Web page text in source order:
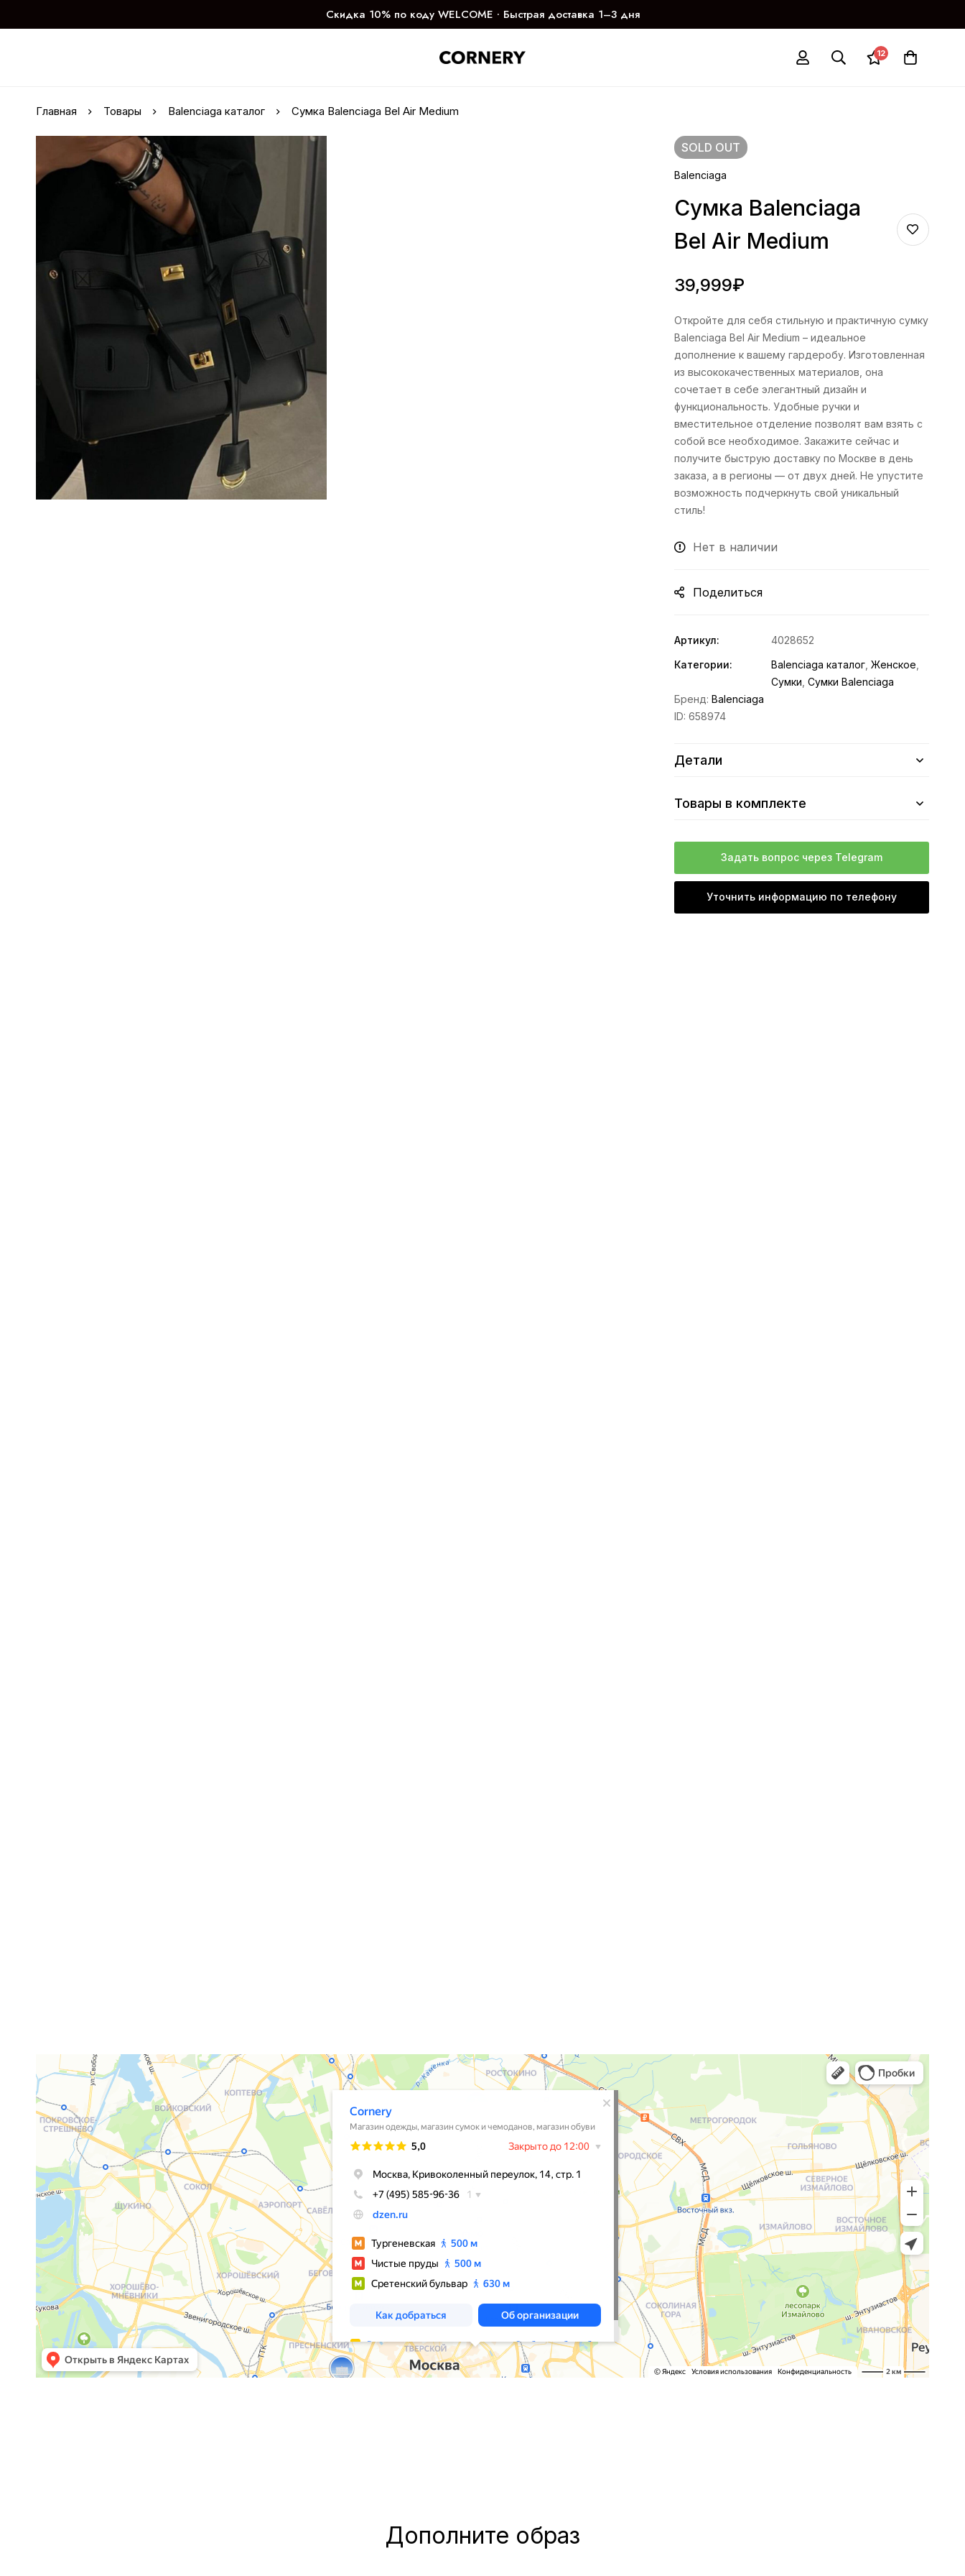
Скидка 10% по коду WELCOME ∙ Быстрая доставка 1–3 дня
12
Главная Товары Balenciaga каталог Сумка Balenciaga Bel Air Medium
SOLD OUT
Balenciaga
Сумка Balenciaga
Bel Air Medium
39,999₽
Откройте для себя стильную и практичную сумку
Balenciaga Bel Air Medium – идеальное
дополнение к вашему гардеробу. Изготовленная
из высококачественных материалов, она
сочетает в себе элегантный дизайн и
функциональность. Удобные ручки и
вместительное отделение позволят вам взять с
собой все необходимое. Закажите сейчас и
получите быструю доставку по Москве в день
заказа, а в регионы — от двух дней. Не упустите
возможность подчеркнуть свой уникальный
стиль!
Нет в наличии
Поделиться
Артикул:
4028652
Категории:
Balenciaga каталог ,Женское
Сумки ,Сумки Balenciaga
Бренд:Balenciaga
ID:658974
Детали
Товары в комплекте
Задать вопрос через Telegram
Уточнить информацию по телефону
Дополните образ